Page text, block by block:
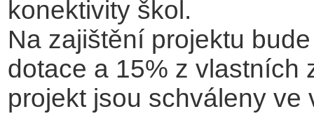
konektivity škol.
Na zajištění projektu
dotace a 15% z vlastních
projekt jsou schváleny ve